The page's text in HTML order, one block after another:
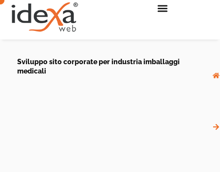
Sviluppo sito corporate per industria imballaggi
medicali